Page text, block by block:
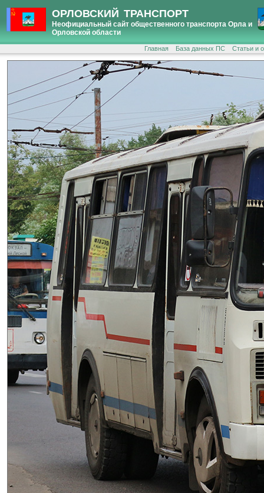
ОРЛОВСКИЙ ТРАНСПОРТ
Неофициальный сайт общественного транспорта Орла и
Орловской области
Главная База данных ПС Статьи и